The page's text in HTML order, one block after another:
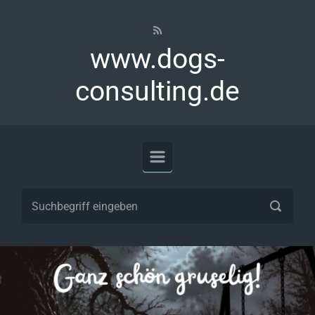
www.dogs-
consulting.de